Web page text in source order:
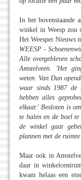
In het bovenstaande
winkel in Weesp zou
Het Weesper Nieuws
WEESP -
Alle overgebleven
Amstelveen. 'Het
weten. Van Dun
waar sinds 1987 de
hebben alles
elkaar.' Besloten is
te halen en de boel
de winkel gaat
plannen met de ruimte
Maar ook in
daar in
kwam helaas een